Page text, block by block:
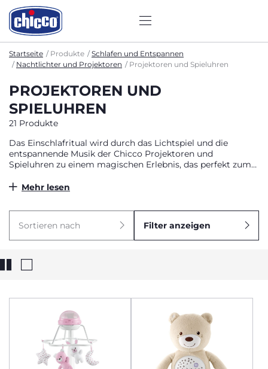
Startseite Produkte
Schlafen und Entspannen
Nachtlichter und Projektoren
Projektoren und Spieluhren
PROJEKTOREN UND
SPIELUHREN
21 Produkte
Das Einschlafritual wird durch das Lichtspiel und die
entspannende Musik der Chicco Projektoren und
Spieluhren zu einem magischen Erlebnis, das perfekt zum
den Nachttisch oder befestigen Sie sie am Kinderbett und
Schlaflieder, die das Kind in den Schlaf wiegen, zu Hause
oder unterwegs.
Mehr lesen
Sortieren nach Filter anzeigen